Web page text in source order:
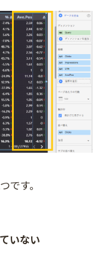
です。
いない